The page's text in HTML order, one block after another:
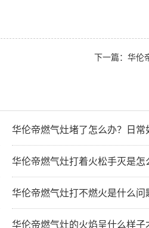
下一篇：华伦
华伦帝燃气灶堵了怎么办？日常如
华伦帝燃气灶打着火松手灭是怎么回事？燃
华伦帝燃气灶打不燃火是什么问
华伦帝燃气灶的火焰呈什么样子